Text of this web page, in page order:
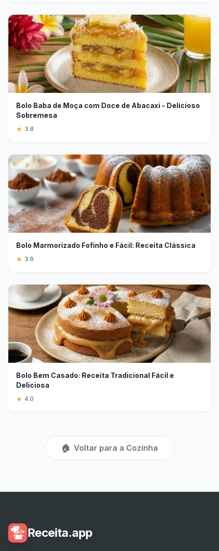
Bolo Baba de Moça com Doce de Abacaxi - Delicioso
Sobremesa
★ 3.8
Bolo Marmorizado Fofinho e Fácil: Receita Clássica
★ 3.6
Bolo Bem Casado: Receita Tradicional Fácil e
Deliciosa
★ 4.0
🏠 Voltar para a Cozinha
Receita.app